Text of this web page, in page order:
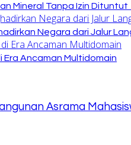
Mineral Tanpa Izin
Negara dari Jalur
Era Ancaman Multidomain
Asrama